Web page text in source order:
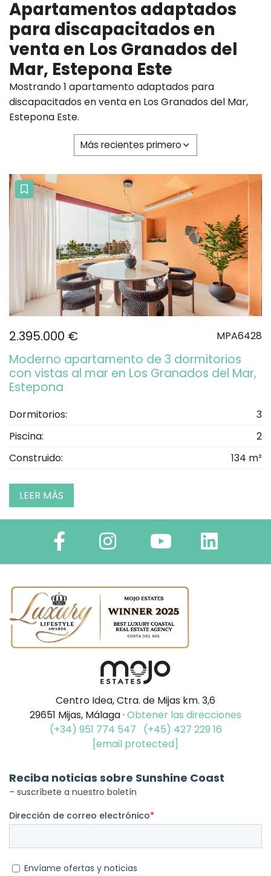
Apartamentos adaptados
para discapacitados en
venta en Los Granados del
Mar, Estepona Este
Mostrando 1 apartamento adaptados para
discapacitados en venta en Los Granados del Mar,
Estepona Este.
Más recientes primero
2.395.000 € MPA6428
Moderno apartamento de 3 dormitorios
con vistas al mar en Los Granados del Mar,
Estepona
Dormitorios:
3
Piscina:
2
Construido:
134 m²
LEER MÁS
Centro Idea, Ctra. de Mijas km. 3,6
29651 Mijas, Málaga · Obtener las direcciones
(+34) 951 774 547
(+45) 427 229 16
[email protected]